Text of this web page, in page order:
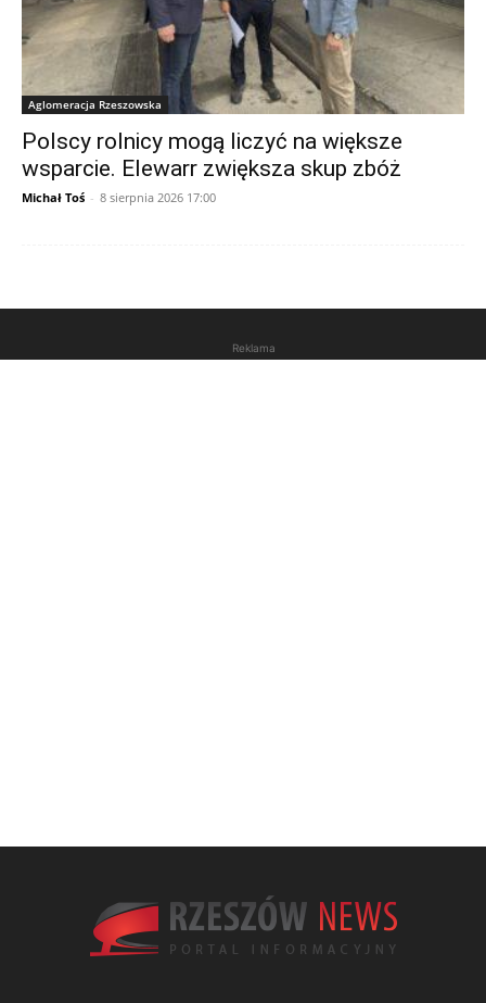
Aglomeracja Rzeszowska
Polscy rolnicy mogą liczyć na większe
wsparcie. Elewarr zwiększa skup zbóż
Michał Toś - 8 sierpnia 2026 17:00
Reklama